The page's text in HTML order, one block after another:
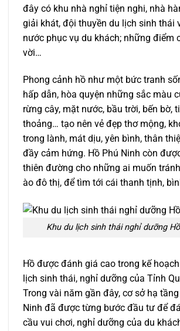
đây có khu nhà nghỉ tiện nghi, nhà
giải khát, đội thuyền du lịch sinh thái
nước phục vụ du khách; những điểm
vời…
Phong cảnh hồ như một bức tranh
hấp dẫn, hòa quyện những sắc màu
rừng cây, mặt nước, bầu trời, bến bờ,
thoảng… tạo nên vẻ đẹp thơ mộng,
trong lành, mát dịu, yên bình, thân
đầy cảm hứng. Hồ Phú Ninh còn
thiên đường cho những ai muốn
ào đô thị, để tìm tới cái thanh tịnh,
Khu du lịch sinh thái nghỉ dưỡng
Hồ được đánh giá cao trong kế
lịch sinh thái, nghỉ dưỡng của Tỉnh
Trong vài năm gần đây, cơ sở hạ
Ninh đã được từng bước đầu tư để
cầu vui chơi, nghỉ dưỡng của du